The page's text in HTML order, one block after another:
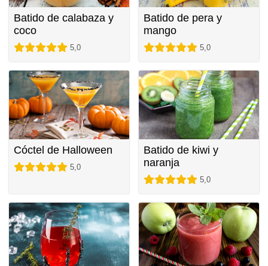
Batido de calabaza y
coco
5,0
Batido de pera y
mango
5,0
Cóctel de Halloween
5,0
Batido de kiwi y
naranja
5,0